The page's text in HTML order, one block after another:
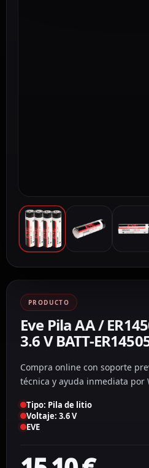
PRODUCTO
Eve Pila AA /
3.6 V BATT-
Compra online con soporte
técnica y ayuda inmediata por
Tipo: Pila de litio
Voltaje: 3.6 V
EVE